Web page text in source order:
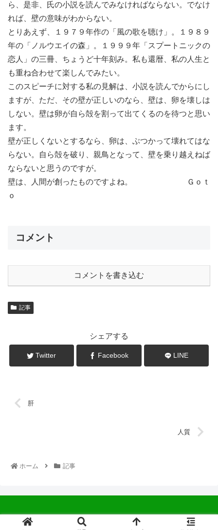
ら、是非、氏の小説を読んでみなければならない。でなけ
れば、壁の意味がわからない。
とりあえず、１９７９年作の「風の歌を聴け」。１９８９
年の「ノルウエイの森」。１９９９年「スプートニックの
恋人」の三冊、ちょうど十年刻み。私も還暦、私の人生と
も重ね合わせて楽しんでみたい。
このスピーチに対する私の見解は、小説を読んでからにし
ますが、ただ、その壁が正しいのなら、壁は、卵を壊しは
しない。壁は卵が自ら殻を割って出てくるのを待つと思い
ます。
壁が正しくないとするなら、卵は、ぶつかって壊れてはな
らない。自ら殻を破り、親鳥となって、壁を乗り越えねば
ならないと思うのですが。
壁は、人間が創ったものですよね。 Ｇｏｔ
ｏ
コメント
コメントを書き込む
記事
シェアする
Twitter Facebook LINE
肝
人質
ホーム 記事
© 2022 中広会長ブログ.